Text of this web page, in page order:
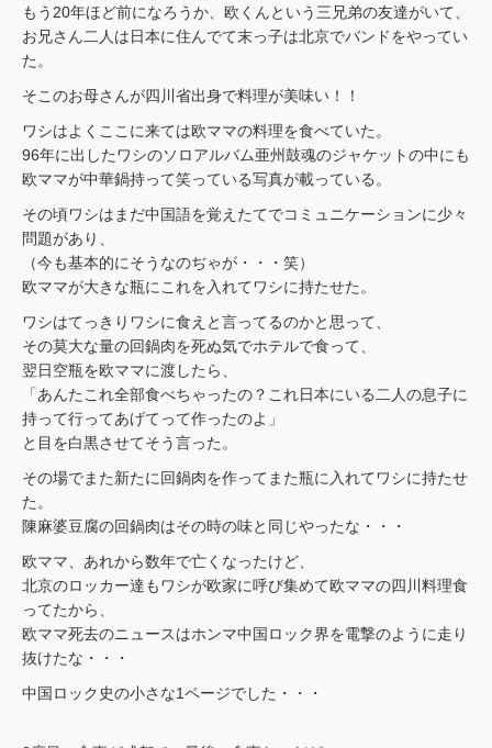
もう20年ほど前になろうか、欧くんという三兄弟の友達がいて、
お兄さん二人は日本に住んでて末っ子は北京でバンドをやってい
た。
そこのお母さんが四川省出身で料理が美味い！！
ワシはよくここに来ては欧ママの料理を食べていた。
96年に出したワシのソロアルバム亜州鼓魂のジャケットの中にも
欧ママが中華鍋持って笑っている写真が載っている。
その頃ワシはまだ中国語を覚えたてでコミュニケーションに少々
問題があり、
（今も基本的にそうなのぢゃが・・・笑）
欧ママが大きな瓶にこれを入れてワシに持たせた。
ワシはてっきりワシに食えと言ってるのかと思って、
その莫大な量の回鍋肉を死ぬ気でホテルで食って、
翌日空瓶を欧ママに渡したら、
「あんたこれ全部食べちゃったの？これ日本にいる二人の息子に
持って行ってあげてって作ったのよ」
と目を白黒させてそう言った。
その場でまた新たに回鍋肉を作ってまた瓶に入れてワシに持たせ
た。
陳麻婆豆腐の回鍋肉はその時の味と同じやったな・・・
欧ママ、あれから数年で亡くなったけど、
北京のロッカー達もワシが欧家に呼び集めて欧ママの四川料理食
ってたから、
欧ママ死去のニュースはホンマ中国ロック界を電撃のように走り
抜けたな・・・
中国ロック史の小さな1ページでした・・・